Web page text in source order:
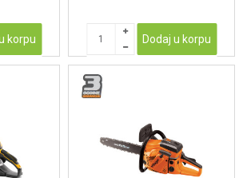
korpu Dodaj u korpu